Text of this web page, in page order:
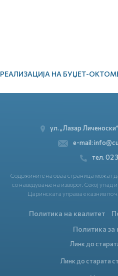
ул. „Лазар
e-mail:
тел. 02
Содржините на оваа страница можат
со наведување на изворот. Секој упад
Царинската управа е казнив по
Политика на квалитет
Политика
Линк до
Линк до старата
РЕАЛИЗАЦИЈА НА БУЏЕТ-